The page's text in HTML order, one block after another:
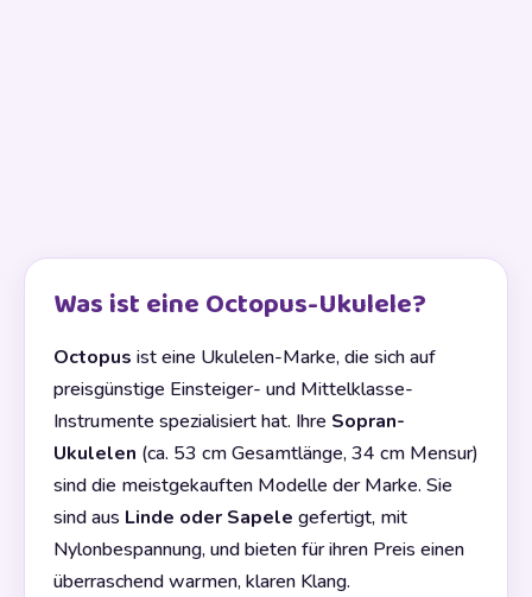
Was ist eine Octopus-Ukulele?
Octopus ist eine Ukulelen-Marke, die sich auf
preisgünstige Einsteiger- und Mittelklasse-
Instrumente spezialisiert hat. Ihre Sopran-
Ukulelen (ca. 53 cm Gesamtlänge, 34 cm Mensur)
sind die meistgekauften Modelle der Marke. Sie
sind aus Linde oder Sapele gefertigt, mit
Nylonbespannung, und bieten für ihren Preis einen
überraschend warmen, klaren Klang.